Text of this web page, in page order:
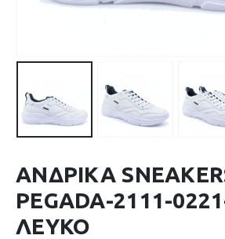
ΑΝΔΡΙΚΑ
PEGADA-2111-
ΛΕΥΚΟ